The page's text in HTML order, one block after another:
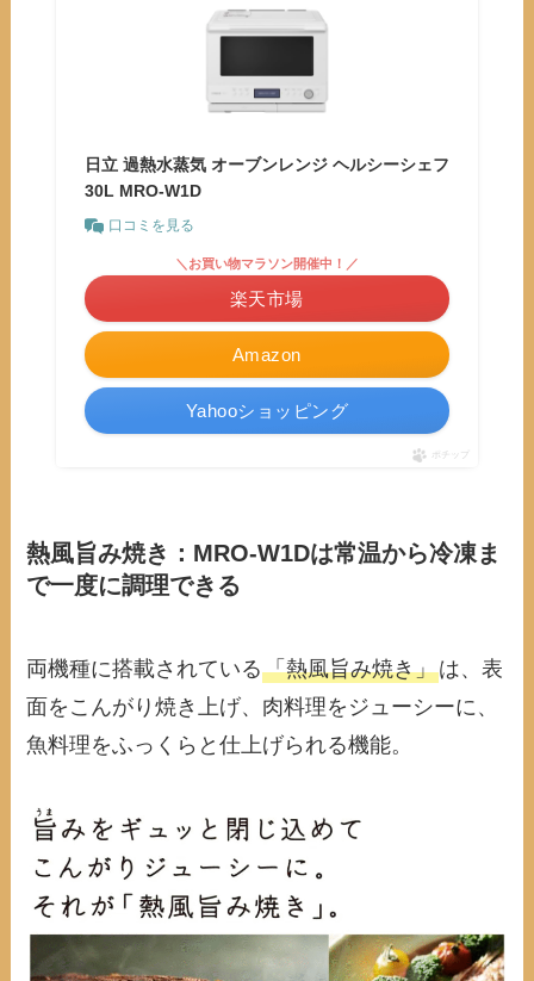
日立 過熱水蒸気 オーブンレンジ ヘルシーシェフ
30L MRO-W1D
口コミを見る
Amazon
＼お買い物マラソン開催中！／
楽天市場
Yahooショッピング
ポチップ
熱風旨み焼き：MRO-W1Dは常温から冷凍ま
で一度に調理できる
両機種に搭載されている「熱風旨み焼き」は、表
面をこんがり焼き上げ、肉料理をジューシーに、
魚料理をふっくらと仕上げられる機能。